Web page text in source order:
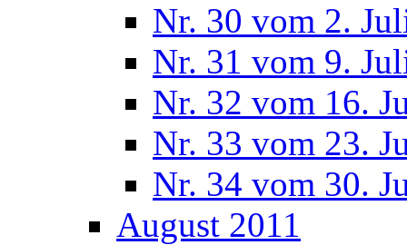
Nr. 30 vom 2.
Nr. 31 vom 9.
Nr. 32 vom 16.
Nr. 33 vom 23.
Nr. 34 vom 30.
August 2011